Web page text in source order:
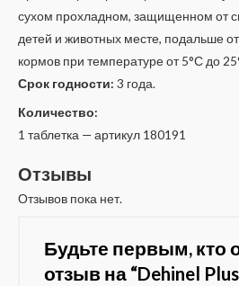
сухом прохладном, защищенном от
детей и животных месте, подальше
кормов при температуре от 5°С до
Срок годности: 3 года.
Количество:
1 таблетка — артикул 180191
Отзывы
Отзывов пока нет.
Будьте первым, кто
отзыв на “Dehinel